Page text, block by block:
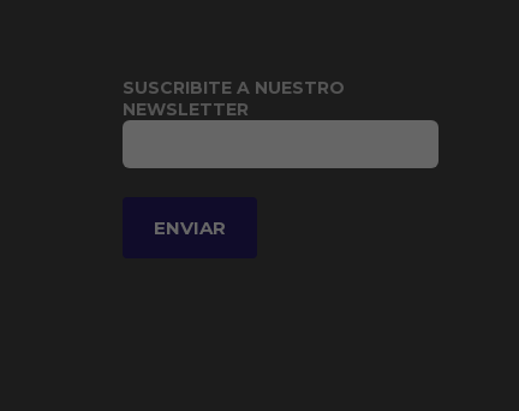
SUSCRIBITE A NUESTRO
NEWSLETTER